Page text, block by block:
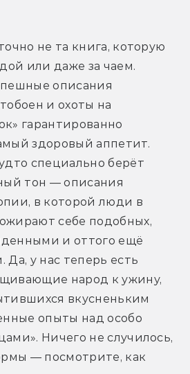
не та книга, которую
или даже за чаем.
описания
и охоты на
гарантированно
здоровый аппетит.
специально берёт
тон — описания
в которой люди в
себе подобных,
и оттого ещё
у нас теперь есть
народ к ужину,
вкусненьким
опыты над особо
Ничего не случилось,
— посмотрите, как